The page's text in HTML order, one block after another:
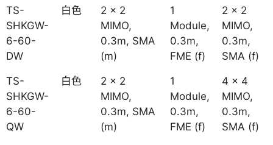
TS-
SHKGW-
6-60-
DW
白色
2 x 2
MIMO,
0.3m, SMA
(m)
1
Module,
0.3m,
FME (f)
2 x 2
MIMO,
0.3m,
SMA (f)
TS-
SHKGW-
6-60-
QW
白色
2 x 2
MIMO,
0.3m, SMA
(m)
1
Module,
0.3m,
FME (f)
4 x 4
MIMO,
0.3m,
SMA (f)